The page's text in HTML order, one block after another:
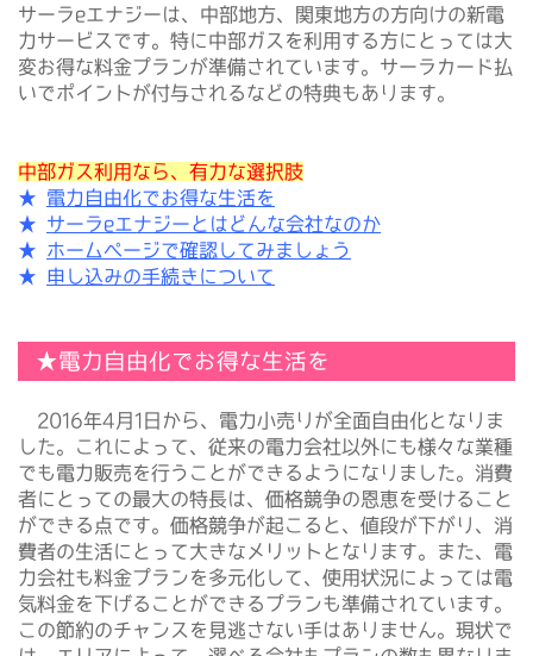
サーラeエナジーは、中部地方、関東地方の方向けの新電
力サービスです。特に中部ガスを利用する方にとっては大
変お得な料金プランが準備されています。サーラカード払
いでポイントが付与されるなどの特典もあります。
中部ガス利用なら、有力な選択肢
★ 電力自由化でお得な生活を
★ サーラeエナジーとはどんな会社なのか
★ ホームページで確認してみましょう
★ 申し込みの手続きについて
★電力自由化でお得な生活を
2016年4月1日から、電力小売りが全面自由化となりま
した。これによって、従来の電力会社以外にも様々な業種
でも電力販売を行うことができるようになりました。消費
者にとっての最大の特長は、価格競争の恩恵を受けること
ができる点です。価格競争が起こると、値段が下がり、消
費者の生活にとって大きなメリットとなります。また、電
力会社も料金プランを多元化して、使用状況によっては電
気料金を下げることができるプランも準備されています。
この節約のチャンスを見逃さない手はありません。現状で